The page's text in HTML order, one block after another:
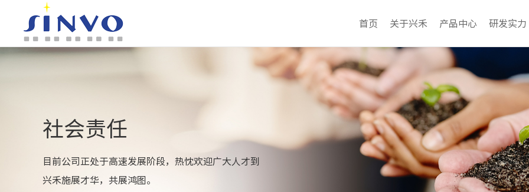
首页 关于兴禾 产品中心 研发实力
社会责任
目前公司正处于高速发展阶段，热忱欢迎广大人才到
兴禾施展才华，共展鸿图。